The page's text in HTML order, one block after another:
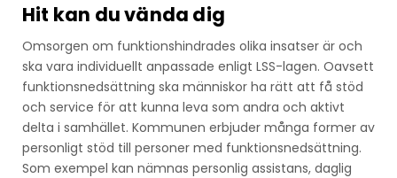
Hit kan du vända dig
Omsorgen om funktionshindrades olika insatser är och
ska vara individuellt anpassade enligt LSS-lagen. Oavsett
funktionsnedsättning ska människor ha rätt att få stöd
och service för att kunna leva som andra och aktivt
delta i samhället. Kommunen erbjuder många former av
personligt stöd till personer med funktionsnedsättning.
Som exempel kan nämnas personlig assistans, daglig